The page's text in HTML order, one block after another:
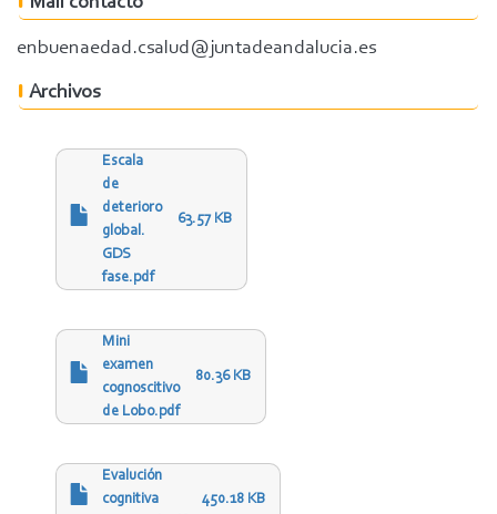
enbuenaedad.csalud@juntadeandalucia.es
Archivos
Escala
de
deterioro
global.
GDS
fase.pdf
63.57 KB
Mini
examen
cognoscitivo
de Lobo.pdf
80.36 KB
Evalución
cognitiva
450.18 KB